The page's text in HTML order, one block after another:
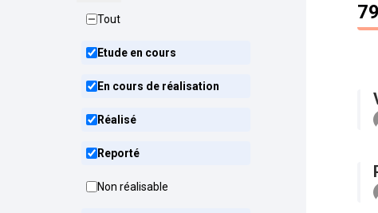
Tout
Etude en cours
En cours de réalisation
Réalisé
Reporté
Non réalisable